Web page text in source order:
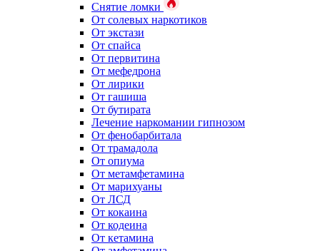
Снятие ломки
От солевых наркотиков
От экстази
От спайса
От первитина
От мефедрона
От лирики
От гашиша
От бутирата
Лечение наркомании гипнозом
От фенобарбитала
От трамадола
От опиума
От метамфетамина
От марихуаны
От ЛСД
От кокаина
От кодеина
От кетамина